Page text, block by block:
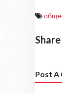
Post A